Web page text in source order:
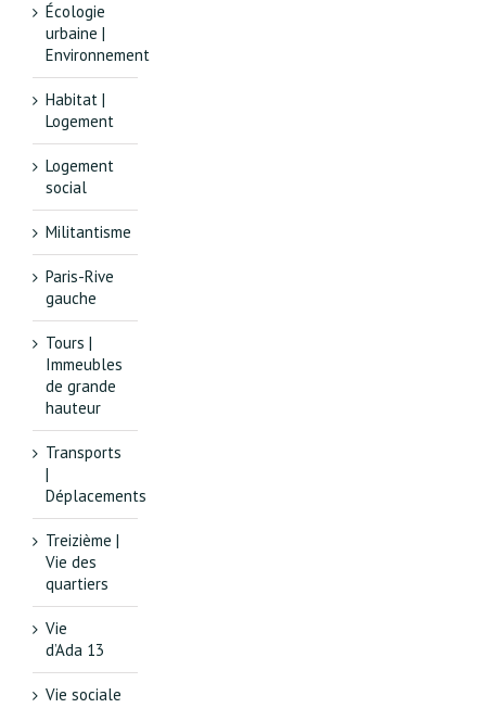
Écologie
urbaine |
Environnement
Habitat |
Logement
Logement
social
Militantisme
Paris-Rive
gauche
Tours |
Immeubles
de grande
hauteur
Transports
|
Déplacements
Treizième |
Vie des
quartiers
Vie
d’Ada 13
Vie sociale